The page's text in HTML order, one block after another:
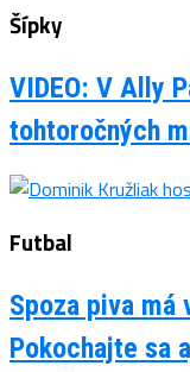
Šípky
VIDEO: V Ally
tohtoročných
Futbal
Spoza piva má
Pokochajte sa